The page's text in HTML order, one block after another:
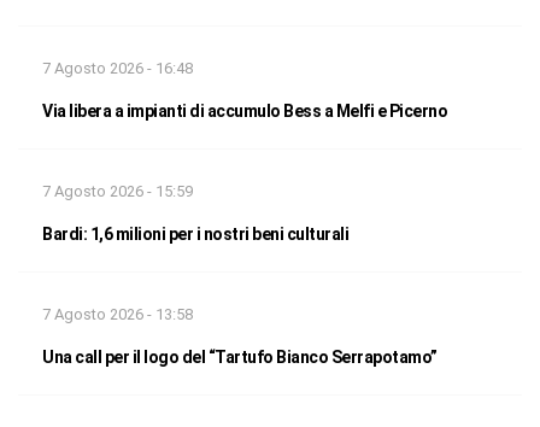
7 Agosto 2026 - 16:48
Via libera a impianti di accumulo Bess a Melfi e Picerno
7 Agosto 2026 - 15:59
Bardi: 1,6 milioni per i nostri beni culturali
7 Agosto 2026 - 13:58
Una call per il logo del “Tartufo Bianco Serrapotamo”